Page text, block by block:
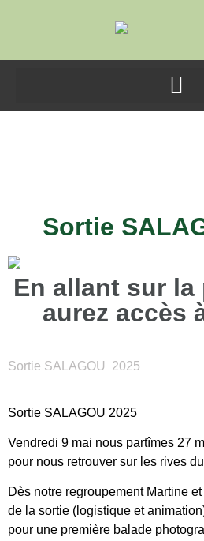
Sortie
En allant sur
aurez accès
Sortie SALAGOU 2025
Sortie SALAGOU 2025
Vendredi 9 mai nous partîmes 27
pour nous retrouver sur les rives
Dès notre regroupement Martine
de la sortie (logistique et
pour une première balade